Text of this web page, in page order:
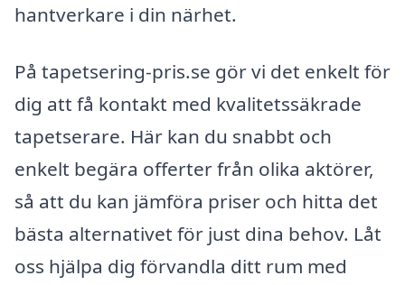
hantverkare i din närhet.
På tapetsering-pris.se gör vi det enkelt för
dig att få kontakt med kvalitetssäkrade
tapetserare. Här kan du snabbt och
enkelt begära offerter från olika aktörer,
så att du kan jämföra priser och hitta det
bästa alternativet för just dina behov. Låt
oss hjälpa dig förvandla ditt rum med